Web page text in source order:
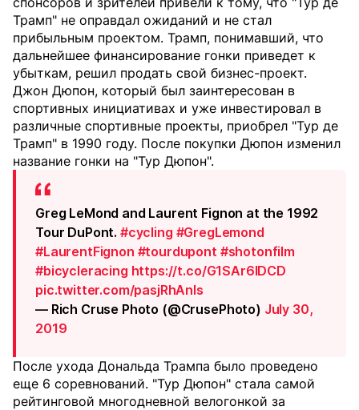
Трамп" не оправдал ожиданий и не стал
прибыльным проектом. Трамп, понимавший, что
дальнейшее финансирование гонки приведет к
убыткам, решил продать свой бизнес-проект.
Джон Дюпон, который был заинтересован в
спортивных инициативах и уже инвестировал в
различные спортивные проекты, приобрел "Тур де
Трамп" в 1990 году. После покупки Дюпон изменил
название гонки на "Тур Дюпон".
Greg LeMond and Laurent Fignon at the 1992
Tour DuPont. #cycling #GregLemond
#LaurentFignon #tourdupont #shotonfilm
#bicycleracing https://t.co/G1SAr6lDCD
pic.twitter.com/pasjRhAnls
— Rich Cruse Photo (@CrusePhoto) July 30,
2019
После ухода Дональда Трампа было проведено
еще 6 соревнований. "Тур Дюпон" стала самой
рейтинговой многодневной велогонкой за